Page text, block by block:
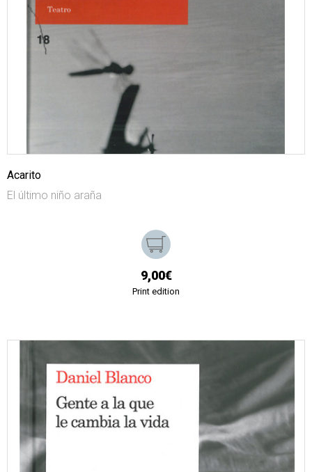
Acarito
El último niño araña
9,00€
Print edition